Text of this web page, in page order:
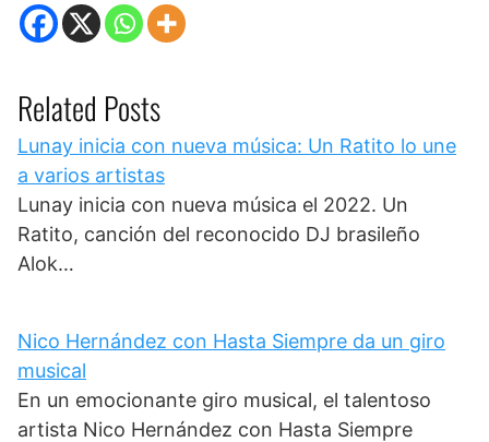
Related Posts
Lunay inicia con nueva música: Un Ratito lo une
a varios artistas
Lunay inicia con nueva música el 2022. Un
Ratito, canción del reconocido DJ brasileño
Alok…
Nico Hernández con Hasta Siempre da un giro
musical
En un emocionante giro musical, el talentoso
artista Nico Hernández con Hasta Siempre